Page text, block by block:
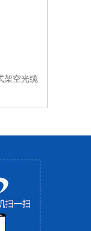
架空光缆